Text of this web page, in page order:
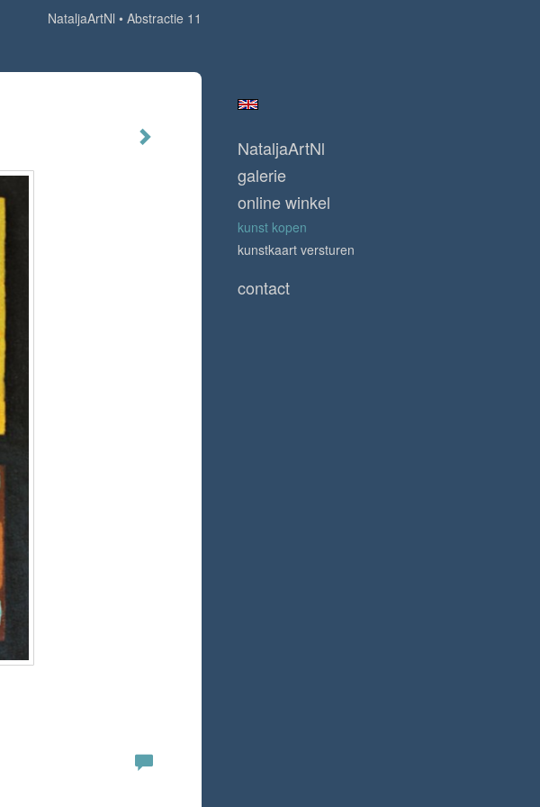
NataljaArtNl
Abstractie 11
NataljaArtNl
galerie
online winkel
kunst kopen
kunstkaart versturen
contact